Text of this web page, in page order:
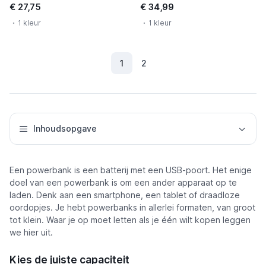
€ 27,75
1 kleur
€ 34,99
1 kleur
1
2
Inhoudsopgave
Een powerbank is een batterij met een USB-poort. Het enige
doel van een powerbank is om een ander apparaat op te
laden. Denk aan een smartphone, een tablet of draadloze
oordopjes. Je hebt powerbanks in allerlei formaten, van groot
tot klein. Waar je op moet letten als je één wilt kopen leggen
we hier uit.
Kies de juiste capaciteit